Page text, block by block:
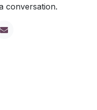
conversation.